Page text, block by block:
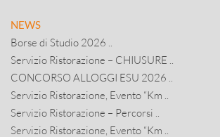
NEWS
Borse di Studio 2026 ..
Servizio Ristorazione – CHIUSURE ..
CONCORSO ALLOGGI ESU 2026 ..
Servizio Ristorazione, Evento “Km ..
Servizio Ristorazione – Percorsi ..
Servizio Ristorazione, Evento “Km ..